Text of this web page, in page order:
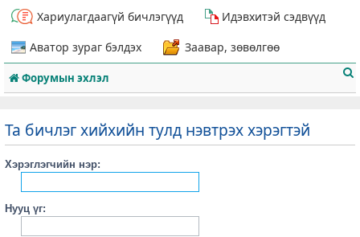
Хариулагдаагүй бичлэгүүд
Идэвхитэй сэдвүүд
Аватор зураг бэлдэх
Заавар, зөвөлгөө
Форумын эхлэл
Та бичлэг хийхийн тулд нэвтрэх хэрэгтэй
Хэрэглэгчийн нэр:
Нууц үг: